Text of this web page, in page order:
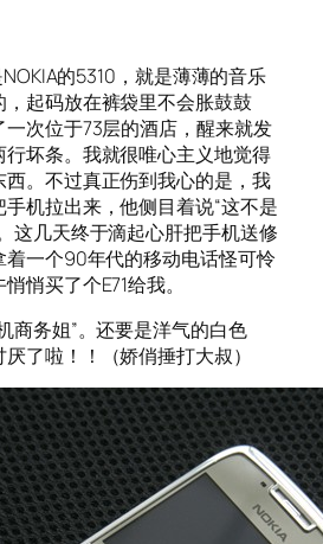
的5310，就是薄薄的音乐
起码放在裤袋里不会胀鼓鼓
次位于73层的酒店，醒来就发
坏条。我就很唯心主义地觉得
。不过真正伤到我心的是，我
机拉出来，他侧目着说“这不是
这几天终于滴起心肝把手机送修
着一个90年代的移动电话怪可怜
悄买了个E71给我。
商务姐”。还要是洋气的白色
了啦！！（娇俏捶打大叔）